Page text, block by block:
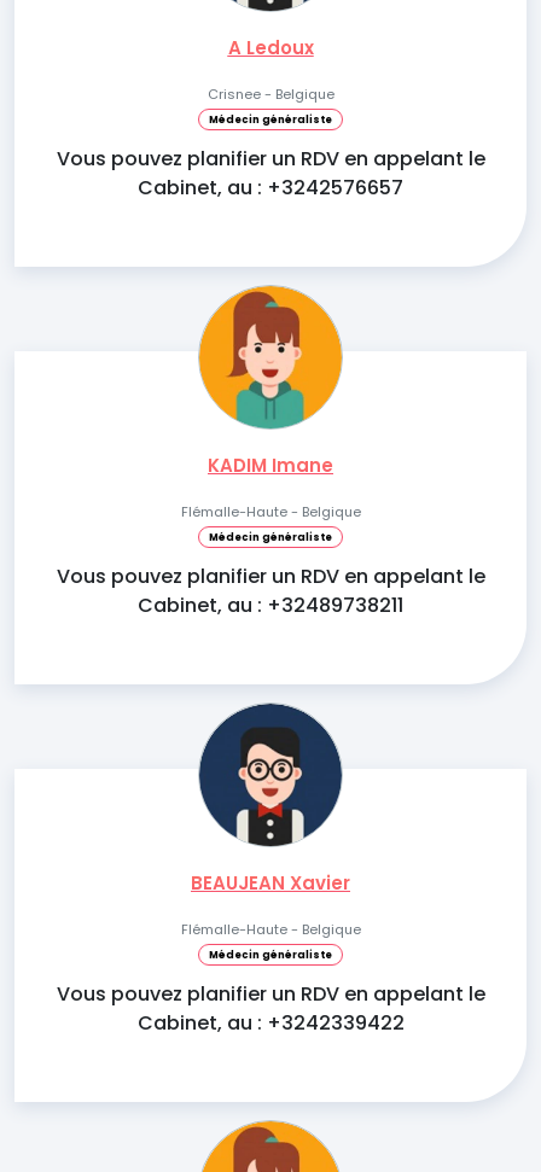
A Ledoux
Crisnee - Belgique
Médecin généraliste
Vous pouvez planifier un RDV en appelant le
Cabinet, au : +3242576657
KADIM Imane
Flémalle-Haute - Belgique
Médecin généraliste
Vous pouvez planifier un RDV en appelant le
Cabinet, au : +32489738211
BEAUJEAN Xavier
Flémalle-Haute - Belgique
Médecin généraliste
Vous pouvez planifier un RDV en appelant le
Cabinet, au : +3242339422